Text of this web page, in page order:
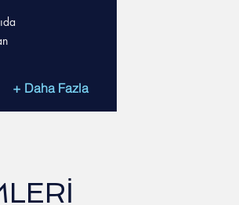
+ Daha Fazla